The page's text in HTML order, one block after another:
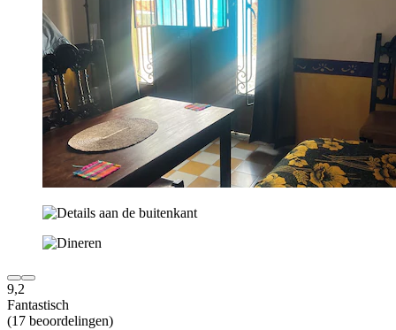
9,2
Fantastisch
(17 beoordelingen)